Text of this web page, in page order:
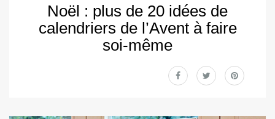
Noël : plus de 20 idées de
calendriers de l’Avent à faire
soi-même